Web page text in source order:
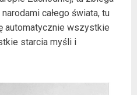
całego świata, tu
automatycznie wszystkie
starcia myśli i